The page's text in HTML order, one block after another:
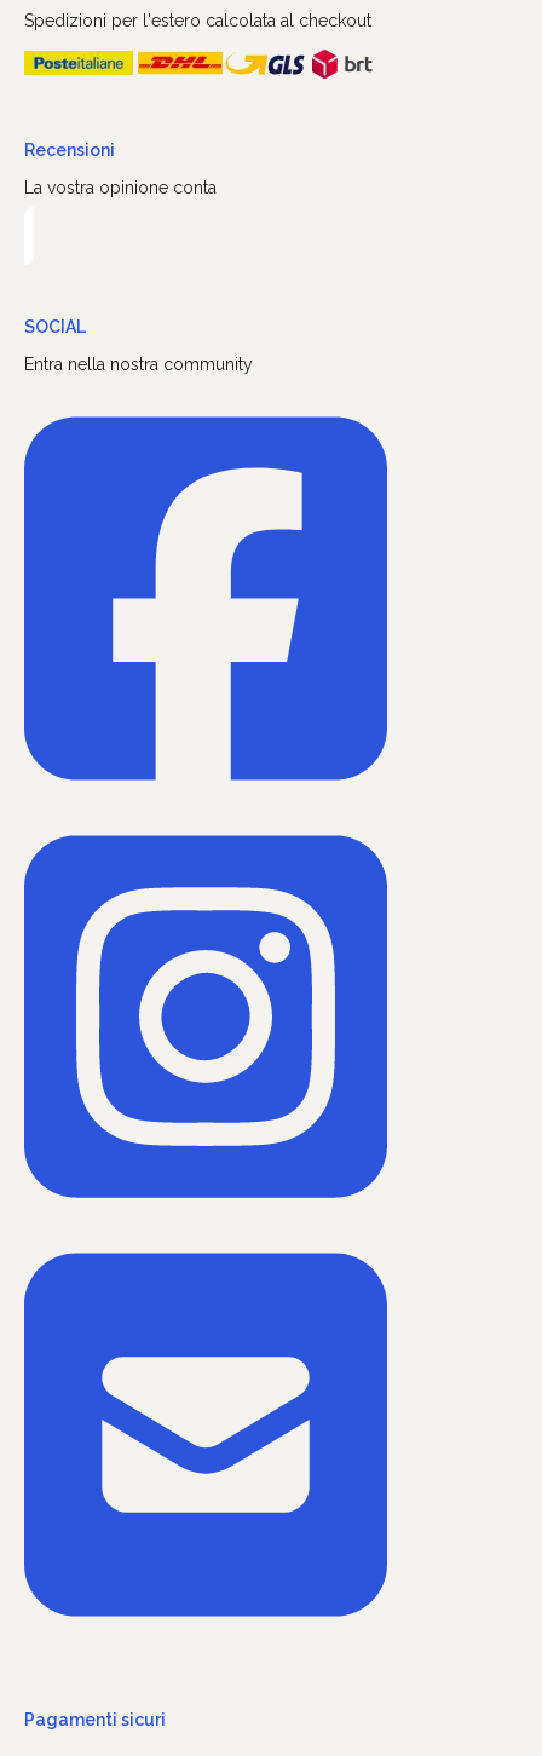
Spedizioni per l'estero calcolata al checkout
Recensioni
La vostra opinione conta
SOCIAL
Entra nella nostra community
Pagamenti sicuri